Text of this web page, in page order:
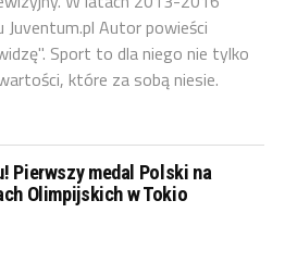
Autor powieści
Sport to dla niego nie tylko
które za sobą niesie.
Pierwszy medal Polski na
Olimpijskich w Tokio